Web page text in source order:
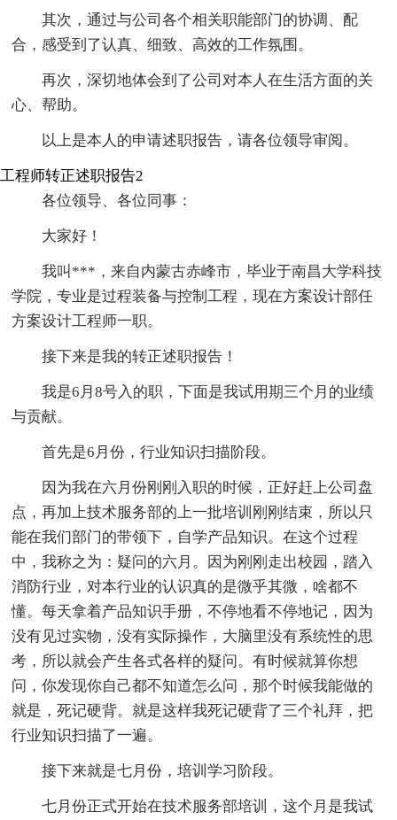
其次，通过与公司各个相关职能部门的协调、配
合，感受到了认真、细致、高效的工作氛围。
再次，深切地体会到了公司对本人在生活方面的关
心、帮助。
以上是本人的申请述职报告，请各位领导审阅。
工程师转正述职报告2
各位领导、各位同事：
大家好！
我叫***，来自内蒙古赤峰市，毕业于南昌大学科技
学院，专业是过程装备与控制工程，现在方案设计部任
方案设计工程师一职。
接下来是我的转正述职报告！
我是6月8号入的职，下面是我试用期三个月的业绩
与贡献。
首先是6月份，行业知识扫描阶段。
因为我在六月份刚刚入职的时候，正好赶上公司盘
点，再加上技术服务部的上一批培训刚刚结束，所以只
能在我们部门的带领下，自学产品知识。在这个过程
中，我称之为：疑问的六月。因为刚刚走出校园，踏入
消防行业，对本行业的认识真的是微乎其微，啥都不
懂。每天拿着产品知识手册，不停地看不停地记，因为
没有见过实物，没有实际操作，大脑里没有系统性的思
考，所以就会产生各式各样的疑问。有时候就算你想
问，你发现你自己都不知道怎么问，那个时候我能做的
就是，死记硬背。就是这样我死记硬背了三个礼拜，把
行业知识扫描了一遍。
接下来就是七月份，培训学习阶段。
七月份正式开始在技术服务部培训，这个月是我试